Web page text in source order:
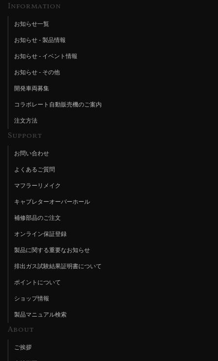
Information
お知らせ一覧
お知らせ - 製品情報
お知らせ - イベント情報
お知らせ - その他
開発車両募集
コラボレート自動販売機のご案内
注文方法
Support
お問い合わせ
よくあるご質問
マフラーリメイク
キャブレターオーバーホール
補修部品のご注文
オンライン保証登録
製品に関する重要なお知らせ
排出ガス試験結果証明書について
ポイントについて
ショップ情報
製品マニュアル検索
About
ご挨拶